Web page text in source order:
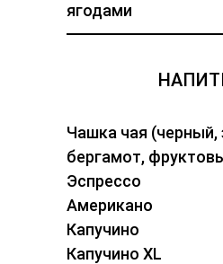
ягодами
Чашка чая (черный,
бергамот,
Эспрессо
Американо
Капучино
Капучино XL